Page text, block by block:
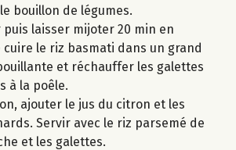
bouillon de légumes.
puis laisser mijoter 20 min en
cuire le riz basmati dans un grand
et réchauffer les galettes
à la poêle.
ajouter le jus du citron et les
Servir avec le riz parsemé de
et les galettes.